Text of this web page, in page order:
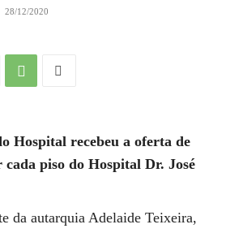
28/12/2020
Hospital recebeu a oferta de
cada piso do Hospital Dr. José
da autarquia Adelaide Teixeira,